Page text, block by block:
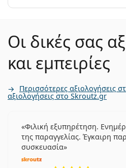
Οι δικές σας
και εμπειρίες
Περισσότερες αξιολογήσεις
αξιολογήσεις στο Skroutz.gr
Φιλική εξυπηρέτηση.
της παραγγελίας. Έγκαιρη
συσκευασία